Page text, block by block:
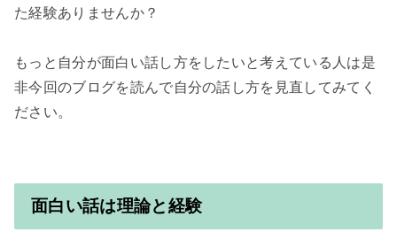
た経験ありませんか？
もっと自分が面白い話し方をしたいと考えている人は是
非今回のブログを読んで自分の話し方を見直してみてく
面白い話は理論と経験